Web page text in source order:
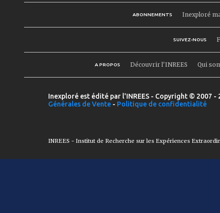
ABONNEMENTS Inexploré
SUIVEZ-NOUS
A PROPOS Découvrir l'INREES Qui
Inexploré est édité par l'INREES - Copyright © 2007
Générales de Vente - Politique de confidentialité
INREES - Institut de Recherche sur les Expériences